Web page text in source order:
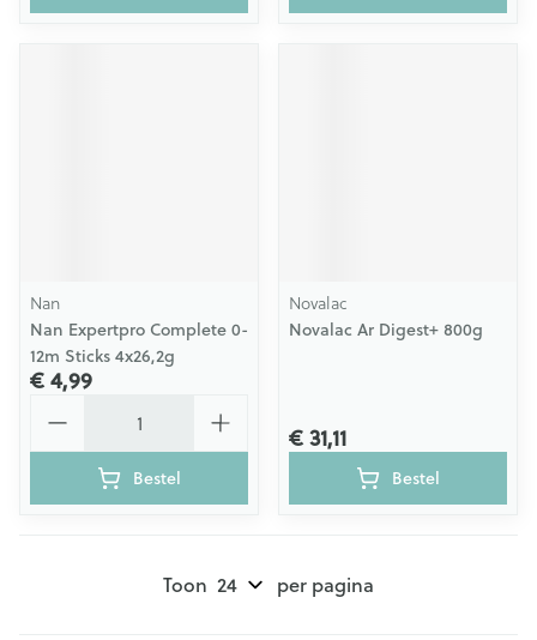
Nan
Nan Expertpro Complete 0-
12m Sticks 4x26,2g
€ 4,99
Bestel
Novalac
Novalac Ar Digest+ 800g
€ 31,11
Bestel
Toon per pagina